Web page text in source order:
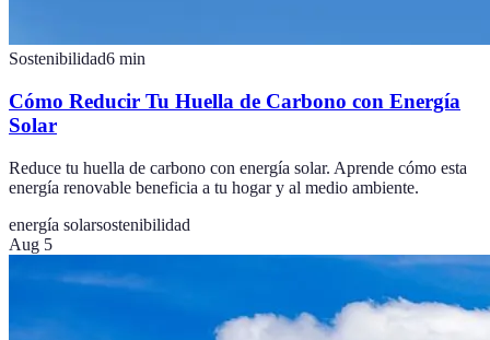
Sostenibilidad6 min
Cómo Reducir Tu Huella de Carbono con Energía
Solar
Reduce tu huella de carbono con energía solar. Aprende cómo esta
energía renovable beneficia a tu hogar y al medio ambiente.
energía solarsostenibilidad
Aug 5